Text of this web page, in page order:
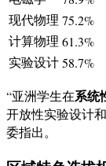
现代物理 75.2%
计算物理 61.3%
实验设计58.7%
“亚洲学生在系统
开放性实验设计
委指出。